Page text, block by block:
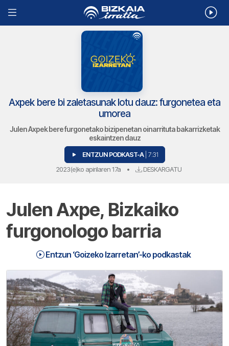
Axpek bere bi zaletasunak lotu dauz: furgonetea eta
umorea
Julen Axpek bere furgonetako bizipenetan oinarrituta bakarrizketak
eskaintzen dauz
ENTZUN PODKAST-A | 7:31
2023(e)ko apirilaren 17a • DESKARGATU
Julen Axpe, Bizkaiko
furgonologo barria
Entzun ‘Goizeko Izarretan’-ko podkastak